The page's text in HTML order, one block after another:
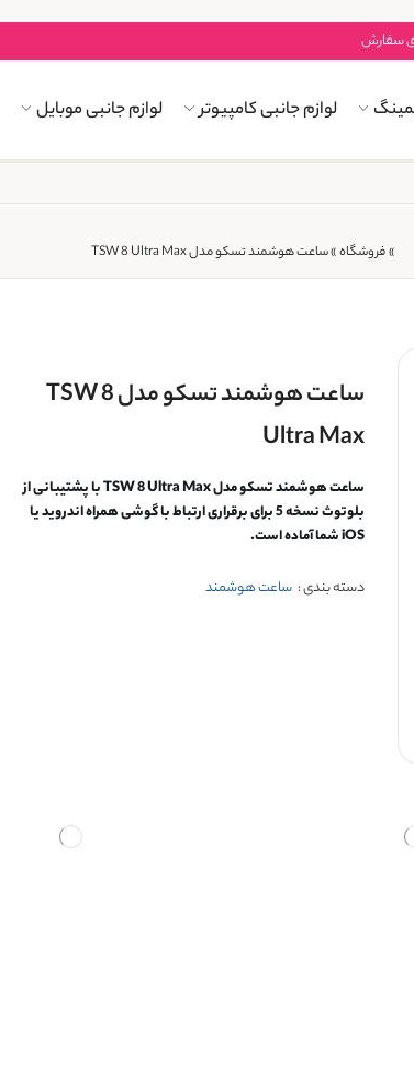
سفارش
لوازم جانبی کامپیوتر لوازم جانبی موبایل
»فروشگاه»ساعت هوشمند تسکو مدل TSW 8 Ultra Max
ساعت هوشمند تسکو مدل TSW 8
Ultra Max
ساعت هوشمند تسکو مدل TSW 8 Ultra Max با پشتیبانی از
بلوتوث نسخه 5 برای برقراری ارتباط با گوشی همراه اندروید یا
iOS شما آماده است.
دسته بندی : ساعت هوشمند